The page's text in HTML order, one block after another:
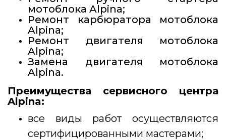
мотоблока Alpina;
Ремонт карбюратора мотоблока
Alpina;
Ремонт двигателя мотоблока
Alpina;
Замена двигателя мотоблока
Alpina.
Преимущества сервисного центра
Alpina:
все виды работ осуществляются
сертифицированными мастерами;